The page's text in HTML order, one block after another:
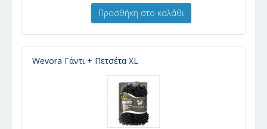
Προσθήκη στο καλάθι
Wevora Γάντι + Πετσέτα XL